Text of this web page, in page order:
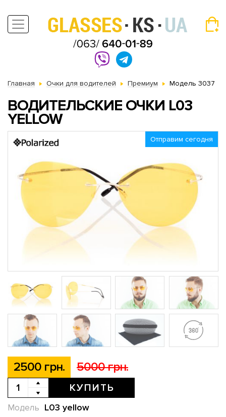
Главная Очки для водителей Премиум Модель 3037
ВОДИТЕЛЬСКИЕ ОЧКИ L03
YELLOW
Отправим сегодня
2500 грн. 5000 грн.
КУПИТЬ
L03 yellow
Модель